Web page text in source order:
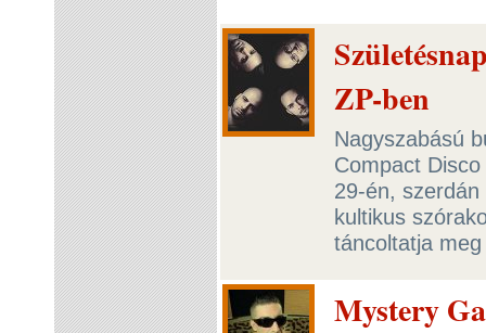
ZP-ben
Nagyszabású
Compact
29-én,
kultikus
táncoltatja
Mystery